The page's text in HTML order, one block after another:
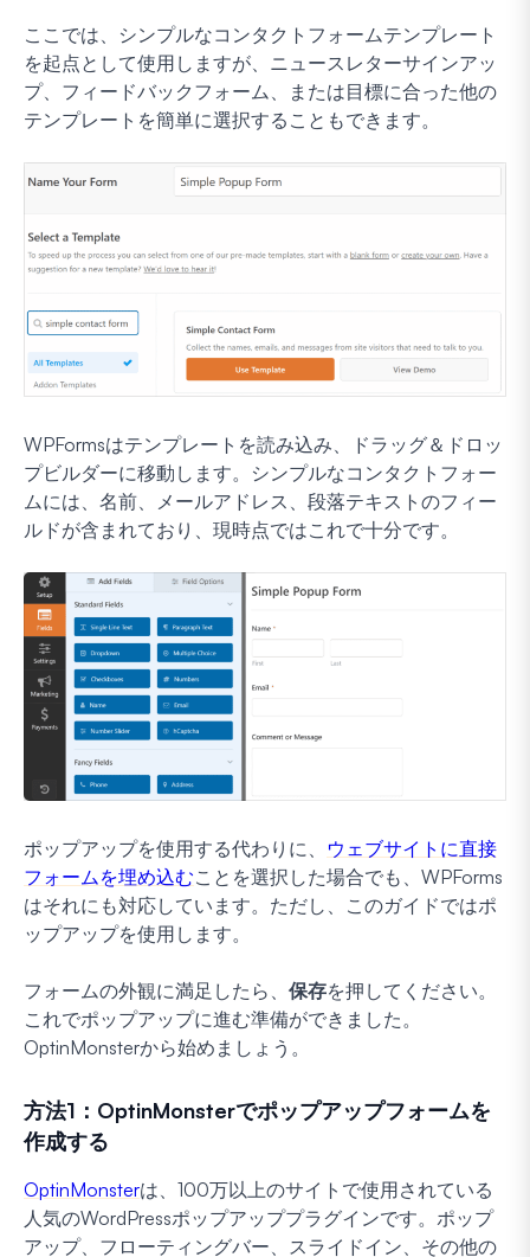
ここでは、シンプルなコンタクトフォームテンプレート
を起点として使用しますが、ニュースレターサインアッ
プ、フィードバックフォーム、または目標に合った他の
テンプレートを簡単に選択することもできます。
WPFormsはテンプレートを読み込み、ドラッグ＆ドロッ
プビルダーに移動します。シンプルなコンタクトフォー
ムには、名前、メールアドレス、段落テキストのフィー
ルドが含まれており、現時点ではこれで十分です。
ポップアップを使用する代わりに、 ウェブサイトに直接
フォームを埋め込むことを選択した場合でも、WPForms
はそれにも対応しています。ただし、このガイドではポ
ップアップを使用します。
フォームの外観に満足したら、 保存を押してください。
これでポップアップに進む準備ができました。
OptinMonsterから始めましょう。
方法1：OptinMonsterでポップアップフォームを
作成する
OptinMonsterは、100万以上のサイトで使用されている
人気のWordPressポップアッププラグインです。ポップ
アップ、フローティングバー、スライドイン、その他の